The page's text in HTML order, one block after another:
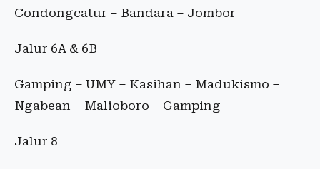
Condongcatur – Bandara – Jombor
Jalur 6A & 6B
Gamping – UMY – Kasihan – Madukismo –
Ngabean – Malioboro – Gamping
Jalur 8